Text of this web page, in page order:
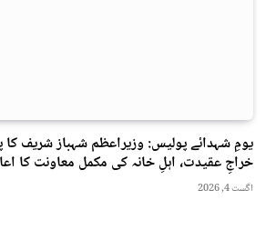
یومِ شہدائے پولیس: وزیراعظم شہباز شریف
خراجِ عقیدت، اہلِ خانہ کی مکمل معاونت کا
اگست 4, 2026